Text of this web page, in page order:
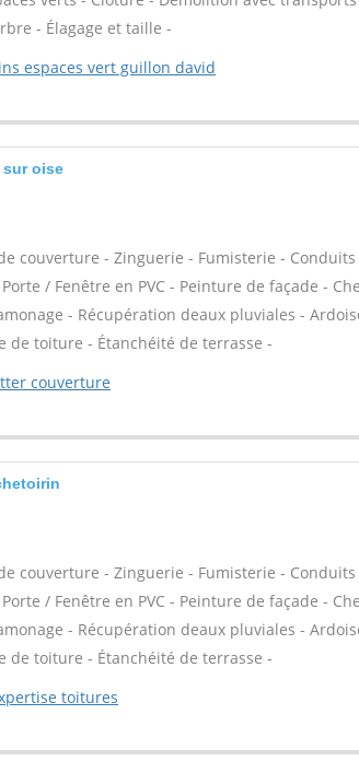
- Élagage et taille -
espaces vert guillon david
sur oise
couverture - Zinguerie - Fumisterie -
/ Fenêtre en PVC - Peinture de façade -
- Récupération deaux pluviales -
de toiture - Étanchéité de terrasse -
couverture
couverture - Zinguerie - Fumisterie -
/ Fenêtre en PVC - Peinture de façade -
- Récupération deaux pluviales -
de toiture - Étanchéité de terrasse -
toitures